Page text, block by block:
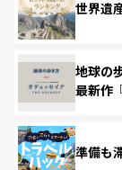
世界遺
地球の
最新作
準備も